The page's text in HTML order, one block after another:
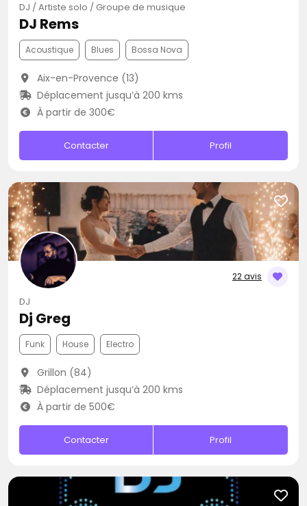
DJ / Artiste solo / Groupe de musique
DJ Rems
Acoustique Blues Bossa Nova
Aix-en-Provence (13)
Déplacement jusqu’à 200 kms
À partir de 300€
Contacter Profil
22 avis
DJ
Dj Greg
Funk House Electro
Grillon (84)
Déplacement jusqu’à 200 kms
À partir de 500€
Contacter Profil